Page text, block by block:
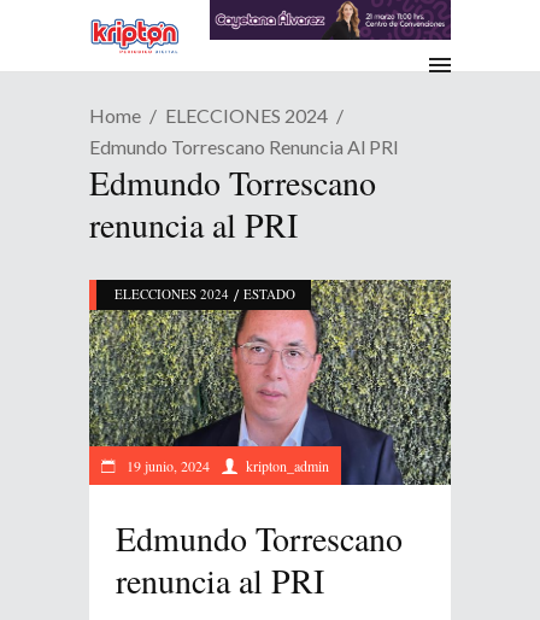
Home
ELECCIONES 2024
Edmundo Torrescano Renuncia Al PRI
Edmundo Torrescano
renuncia al PRI
ELECCIONES 2024 / ESTADO
19 junio, 2024 kripton_admin
Edmundo Torrescano
renuncia al PRI